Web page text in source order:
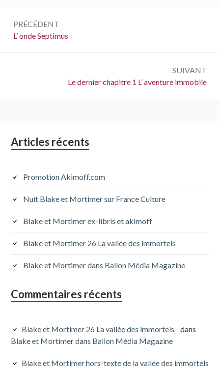
de
l’article
PRÉCÉDENT
Précédent :
L’ onde Septimus
SUIVANT
Suivant :
Le dernier chapitre 1 L’ aventure immobile
Colonne
subsidiaire
Articles récents
Promotion Akimoff.com
Nuit Blake et Mortimer sur France Culture
Blake et Mortimer ex-libris et akimoff
Blake et Mortimer 26 La vallée des immortels
Blake et Mortimer dans Ballon Média Magazine
Commentaires récents
Blake et Mortimer 26 La vallée des immortels - dans
Blake et Mortimer dans Ballon Média Magazine
Blake et Mortimer hors-texte de la vallée des immortels